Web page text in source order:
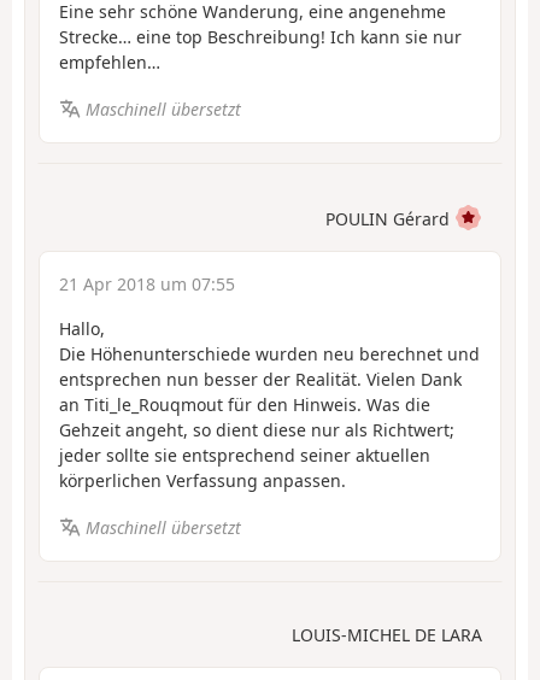
Eine sehr schöne Wanderung, eine angenehme
Strecke… eine top Beschreibung! Ich kann sie nur
empfehlen…
Maschinell übersetzt
POULIN Gérard
21 Apr 2018 um 07:55
Hallo,
Die Höhenunterschiede wurden neu berechnet und
entsprechen nun besser der Realität. Vielen Dank
an Titi_le_Rouqmout für den Hinweis. Was die
Gehzeit angeht, so dient diese nur als Richtwert;
jeder sollte sie entsprechend seiner aktuellen
körperlichen Verfassung anpassen.
Maschinell übersetzt
LOUIS-MICHEL DE LARA